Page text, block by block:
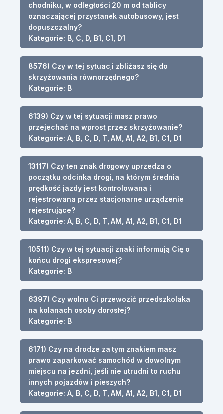
chodniku, w odległości 20 m od tablicy
oznaczającej przystanek autobusowy, jest
dopuszczalny?
Kategorie: B, C, D, B1, C1, D1
8576) Czy w tej sytuacji zbliżasz się do
skrzyżowania równorzędnego?
Kategorie: B
6139) Czy w tej sytuacji masz prawo
przejechać na wprost przez skrzyżowanie?
Kategorie: A, B, C, D, T, AM, A1, A2, B1, C1, D1
13117) Czy ten znak drogowy uprzedza o
początku odcinka drogi, na którym średnia
prędkość jazdy jest kontrolowana i
rejestrowana przez stacjonarne urządzenie
rejestrujące?
Kategorie: A, B, C, D, T, AM, A1, A2, B1, C1, D1
10511) Czy w tej sytuacji znaki informują Cię o
końcu drogi ekspresowej?
Kategorie: B
6397) Czy wolno Ci przewozić przedszkolaka
na kolanach osoby dorosłej?
Kategorie: B
6171) Czy na drodze za tym znakiem masz
prawo zaparkować samochód w dowolnym
miejscu na jezdni, jeśli nie utrudni to ruchu
innych pojazdów i pieszych?
Kategorie: A, B, C, D, T, AM, A1, A2, B1, C1, D1